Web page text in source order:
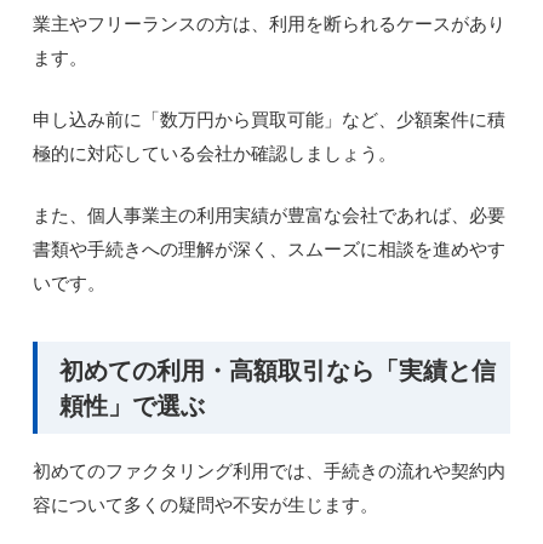
業主やフリーランスの方は、利用を断られるケースがあり
ます。
申し込み前に「数万円から買取可能」など、少額案件に積
極的に対応している会社か確認しましょう。
また、個人事業主の利用実績が豊富な会社であれば、必要
書類や手続きへの理解が深く、スムーズに相談を進めやす
いです。
初めての利用・高額取引なら「実績と信
頼性」で選ぶ
初めてのファクタリング利用では、手続きの流れや契約内
容について多くの疑問や不安が生じます。